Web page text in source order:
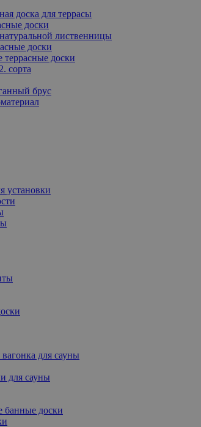
доска для террасы
доски
лиственницы
доски
террасные доски
сорта
брус
установки
для сауны
для сауны
банные доски